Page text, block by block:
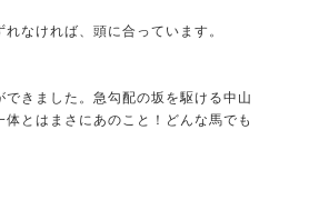
なければ、頭に合っています。
きました。急勾配の坂を駆ける中山
とはまさにあのこと！どんな馬でも